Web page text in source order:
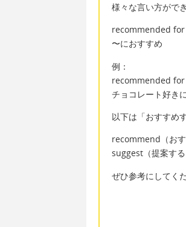
様々な言い方がで
recommended for
〜におすすめ
例：
recommended
チョコレート好き
以下は「おすすめ
recommend（おす
suggest（提案する
ぜひ参考にしてくだ